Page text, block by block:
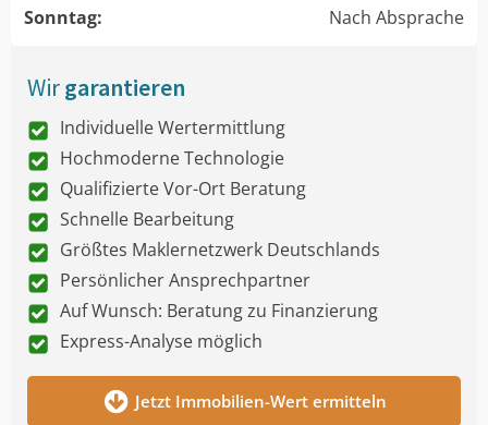
Sonntag:
Nach Absprache
Wirgarantieren
Individuelle Wertermittlung
Hochmoderne Technologie
Qualifizierte Vor-Ort Beratung
Schnelle Bearbeitung
Größtes Maklernetzwerk Deutschlands
Persönlicher Ansprechpartner
Auf Wunsch: Beratung zu Finanzierung
Express-Analyse möglich
Jetzt Immobilien-Wert ermitteln